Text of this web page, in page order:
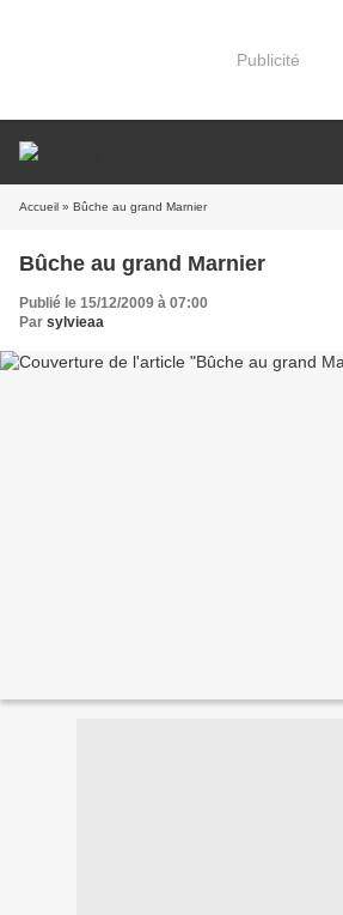
Publicité
Accueil » Bûche au grand Marnier
Bûche au grand Marnier
Publié le 15/12/2009 à 07:00
Par sylvieaa